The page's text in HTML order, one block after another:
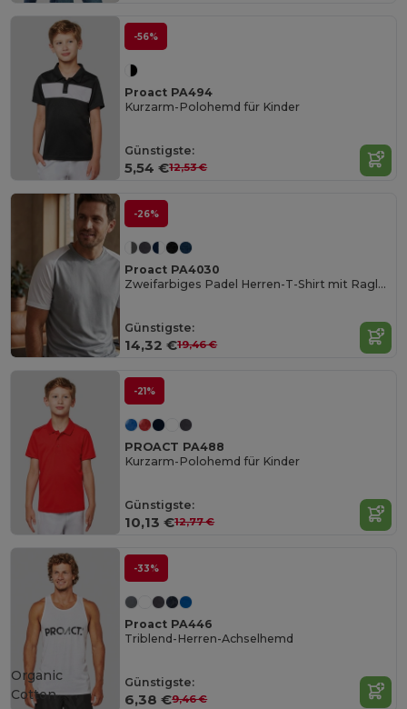
-56%
Proact PA494
Kurzarm-Polohemd für Kinder
Günstigste:
5,54 €12,53 €
-26%
Proact PA4030
Zweifarbiges Padel Herren-T-Shirt mit Raglanärmeln
Günstigste:
14,32 €19,46 €
-21%
PROACT PA488
Kurzarm-Polohemd für Kinder
Günstigste:
10,13 €12,77 €
-33%
Proact PA446
Triblend-Herren-Achselhemd
Günstigste:
6,38 €9,46 €
Organic
Cotton